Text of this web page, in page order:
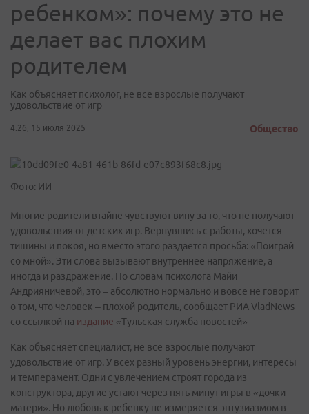
ребенком»: почему это не
делает вас плохим
родителем
Как объясняет психолог, не все взрослые получают
удовольствие от игр
4:26, 15 июля 2025 Общество
Фото: ИИ
Многие родители втайне чувствуют вину за то, что не получают
удовольствия от детских игр. Вернувшись с работы, хочется
тишины и покоя, но вместо этого раздается просьба: «Поиграй
со мной». Эти слова вызывают внутреннее напряжение, а
иногда и раздражение. По словам психолога Майи
Андрияничевой, это – абсолютно нормально и вовсе не говорит
о том, что человек – плохой родитель, сообщает РИА VladNews
со ссылкой на издание «Тульская служба новостей»
Как объясняет специалист, не все взрослые получают
удовольствие от игр. У всех разный уровень энергии, интересы
и темперамент. Одни с увлечением строят города из
конструктора, другие устают через пять минут игры в «дочки-
матери». Но любовь к ребенку не измеряется энтузиазмом в